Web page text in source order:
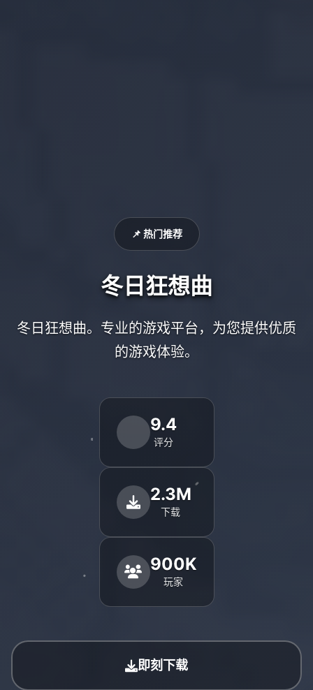
📌 热门推荐
冬日狂想曲
冬日狂想曲。专业的游戏平台，为您提供优质
的游戏体验。
9.4
评分
2.3M
下载
900K
玩家
即刻下载